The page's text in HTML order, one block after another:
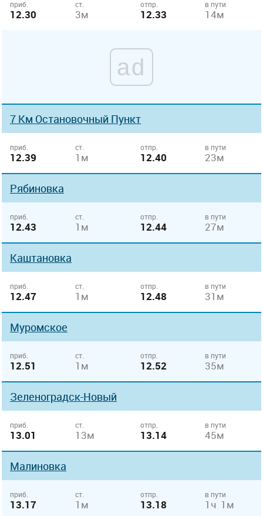
приб.
12.30
ст.
3м
отпр.
12.33
в пути
14м
ad
7 Км Остановочный Пункт
приб.
12.39
ст.
1м
отпр.
12.40
в пути
23м
Рябиновка
приб.
12.43
ст.
1м
отпр.
12.44
в пути
27м
Каштановка
приб.
12.47
ст.
1м
отпр.
12.48
в пути
31м
Муромское
приб.
12.51
ст.
1м
отпр.
12.52
в пути
35м
Зеленоградск-Новый
приб.
13.01
ст.
13м
отпр.
13.14
в пути
45м
Малиновка
приб.
13.17
ст.
1м
отпр.
13.18
в пути
1ч 1м